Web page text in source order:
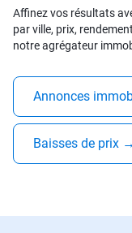
Affinez vos résultats
par ville, prix,
notre agrégateur
Annonces
Baisses de prix →